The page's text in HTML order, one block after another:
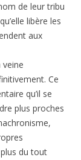
de leur tribu
libère les
aux
veine
Ce
qu’il se
plus proches
du tout